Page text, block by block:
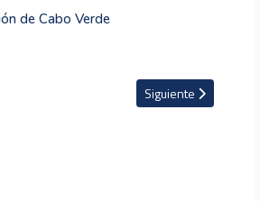
de Cabo Verde
en octavos Artículo siguiente:
Siguiente